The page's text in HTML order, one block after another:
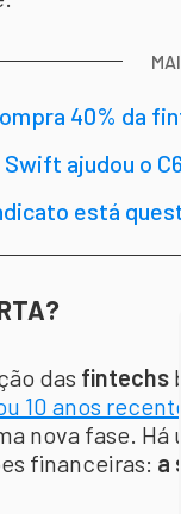
40% da
ajudou o
está
das fintechs
10 anos
nova fase.
financeiras: a